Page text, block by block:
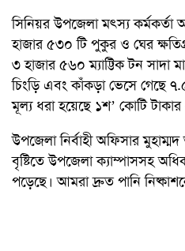
সিনিয়র উপজেলা মৎস্য
হাজার ৫৩০ টি পুকুর ও ঘের
৩ হাজার ৫৬০ ম্যাট্টিক টন সাদা
চিংড়ি এবং কাঁকড়া ভেসে গেছে
মূল্য ধরা হয়েছে ১শ’ কোটি টাকার
উপজেলা নির্বাহী অফিসার
বৃষ্টিতে উপজেলা ক্যাম্পাসসহ
পড়েছে। আমরা দ্রুত পানি